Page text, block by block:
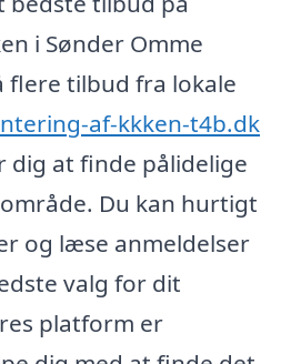
i Sønder Omme
flere tilbud fra lokale
af-kkken-t4b.dk
dig at finde pålidelige
Du kan hurtigt
og læse anmeldelser
valg for dit
platform er